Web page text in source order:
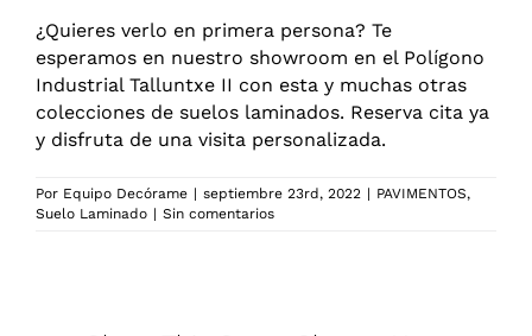
¿Quieres verlo en primera persona? Te
esperamos en nuestro showroom en el Polígono
Industrial Talluntxe II con esta y muchas otras
colecciones de suelos laminados. Reserva cita ya
y disfruta de una visita personalizada.
Por Equipo Decórame | septiembre 23rd, 2022 | PAVIMENTOS,
Suelo Laminado | Sin comentarios